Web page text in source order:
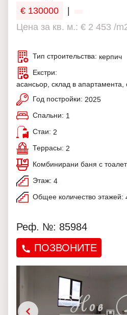
€ 130000
Цена за кв. м.: € 2 453 /
Тип строительства: керпич
Екстри:
асансьор, склад в апартамента,
Год постройки: 2025
Спальни: 1
Стаи: 2
Террасы: 2
Комбинирани баня с
Этаж: 4
Общее количество этажей:
Реф. №: 85984
ПОЗВОНИТЕ